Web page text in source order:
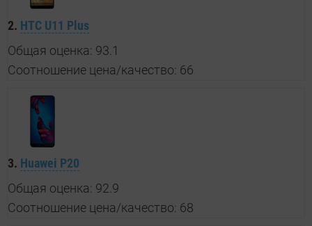
2. HTC U11 Plus
Общая оценка: 93.1
Соотношение цена/качество: 66
3. Huawei P20
Общая оценка: 92.9
Соотношение цена/качество: 68